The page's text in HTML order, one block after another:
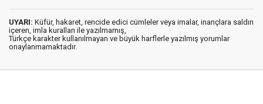
UYARI: Küfür, hakaret, rencide edici cümleler veya imalar, inançlara saldırı
içeren, imla kuralları ile yazılmamış,
Türkçe karakter kullanılmayan ve büyük harflerle yazılmış yorumlar
onaylanmamaktadır.